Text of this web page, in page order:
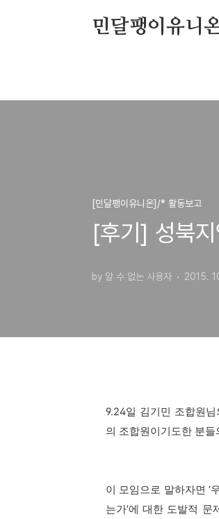
민달팽이유니
[민달팽이유니온]/* 활동보고
[후기] 성북
by 알 수 없는 사용자 2015.
9.24일 김기민 조합원
의 조합원이기도한 분
이 모임으로 말하자면 ‘
는가’에 대한 도발적